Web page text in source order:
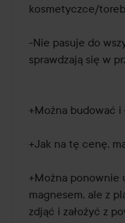
kosmetyczce/
-Nie pasuje do
sprawdzają się w
+Można budować i
+Jak na tę cenę,
+Można ponownie
magnesem, ale z
zdjąć i założyć z